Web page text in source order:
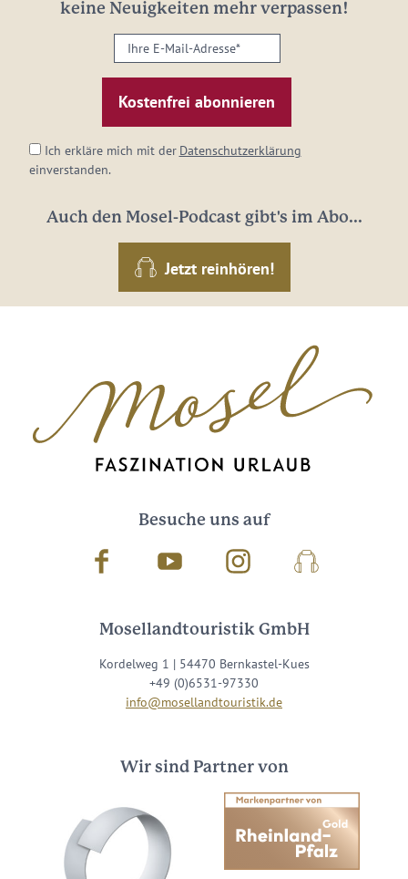
keine Neuigkeiten mehr verpassen!
Ihre
E-
Mail-
Adresse:
Ich erkläre mich mit der Datenschutzerklärung
einverstanden.
Auch den Mosel-Podcast gibt's im Abo...
Jetzt reinhören!
Besuche uns auf
Facebook Youtube InstagramPodcast
Mosellandtouristik GmbH
Kordelweg 1 | 54470 Bernkastel-Kues
+49 (0)6531-97330
info@mosellandtouristik.de
Wir sind Partner von